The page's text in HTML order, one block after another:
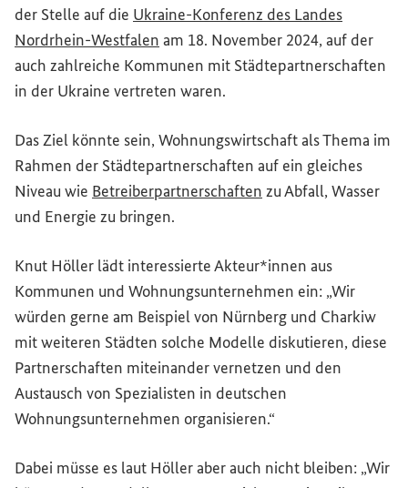
der Stelle auf die Ukraine-Konferenz des Landes
Nordrhein-Westfalen (Externer Link)
am 18. November 2024, auf der
auch zahlreiche Kommunen mit Städtepartnerschaften
in der Ukraine vertreten waren.
Das Ziel könnte sein, Wohnungswirtschaft als Thema im
Rahmen der Städtepartnerschaften auf ein gleiches
Niveau wie Betreiberpartnerschaften (Externer Link)
zu Abfall, Wasser
und Energie zu bringen.
Knut Höller lädt interessierte Akteur*innen aus
Kommunen und Wohnungsunternehmen ein: „Wir
würden gerne am Beispiel von Nürnberg und Charkiw
mit weiteren Städten solche Modelle diskutieren, diese
Partnerschaften miteinander vernetzen und den
Austausch von Spezialisten in deutschen
Wohnungsunternehmen organisieren.“
Dabei müsse es laut Höller aber auch nicht bleiben: „Wir